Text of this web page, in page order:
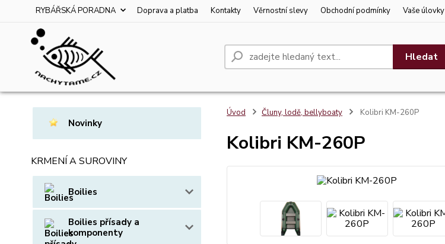
RYBÁŘSKÁ PORADNA Doprava a platba Kontakty Věrnostní slevy Obchodní podmínky Vaše úlovky
Hledat
Novinky
KRMENÍ A SUROVINY
Boilies
Boilies přísady a
komponenty
Úvod Čluny, lodě, bellyboaty Kolibri KM-260P
Kolibri KM-260P